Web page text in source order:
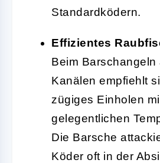
Standardködern.
Effizientes
Beim Barschangeln
Kanälen empfiehlt
zügiges Einholen
gelegentlichen
Die Barsche
Köder oft in der